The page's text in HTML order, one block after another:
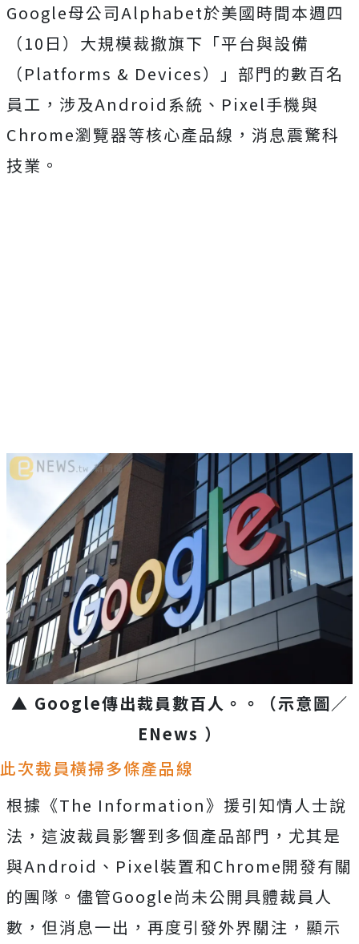
Google母公司Alphabet於美國時間本週四
（10日）大規模裁撤旗下「平台與設備
（Platforms & Devices）」部門的數百名
員工，涉及Android系統、Pixel手機與
Chrome瀏覽器等核心產品線，消息震驚科
技業。
▲ Google傳出裁員數百人。。（示意圖／
ENews ）
此次裁員橫掃多條產品線
根據《The Information》援引知情人士說
法，這波裁員影響到多個產品部門，尤其是
與Android、Pixel裝置和Chrome開發有關
的團隊。儘管Google尚未公開具體裁員人
數，但消息一出，再度引發外界關注，顯示